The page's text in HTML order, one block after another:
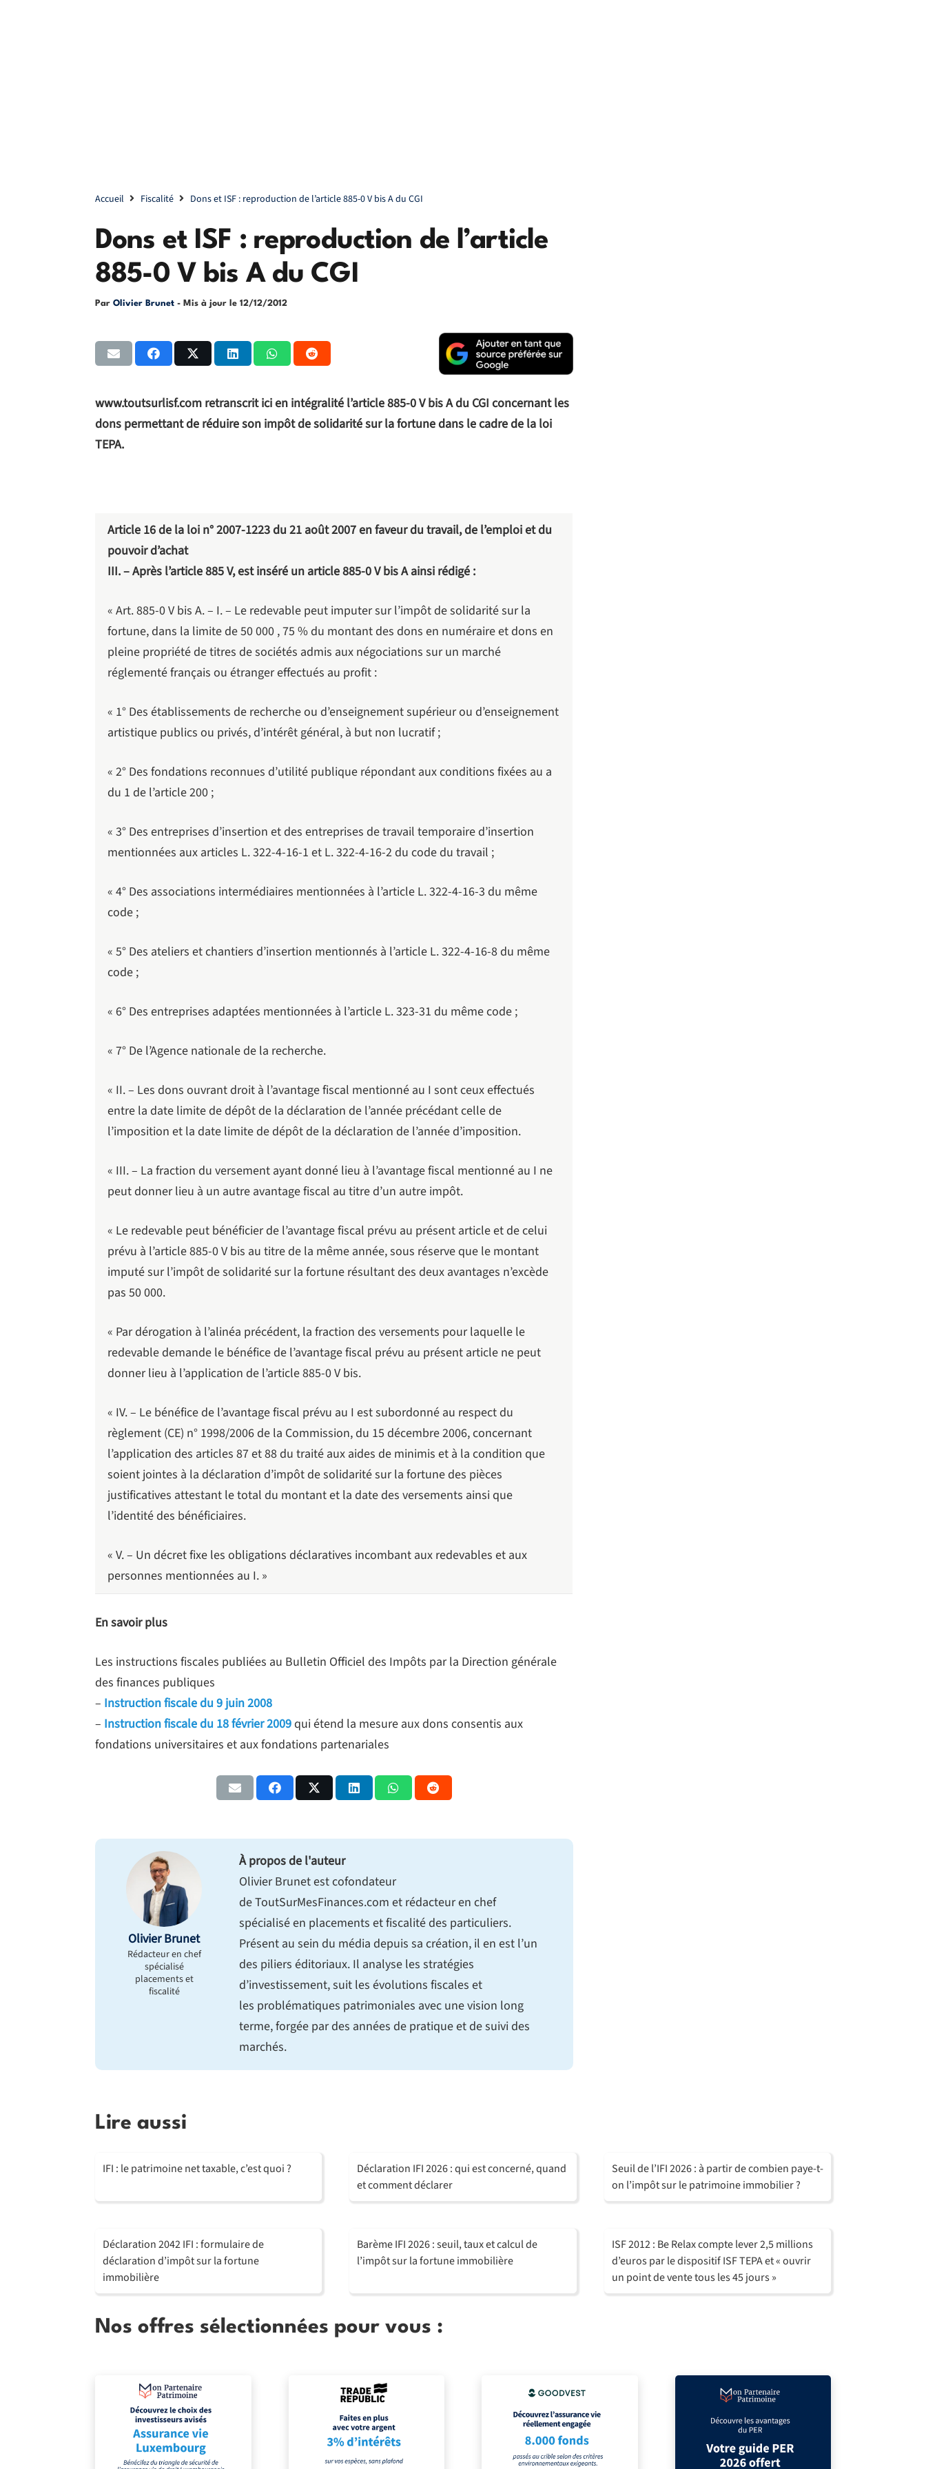
Accueil Fiscalité Dons et ISF : reproduction de l’article 885-0 V bis A du CGI
Dons et ISF : reproduction de l’article
885-0 V bis A du CGI
Par Olivier Brunet - Mis à jour le 12/12/2012
www.toutsurlisf.com retranscrit ici en intégralité l’article 885-0 V bis A du CGI concernant les
dons permettant de réduire son impôt de solidarité sur la fortune dans le cadre de la loi
TEPA.
Article 16 de la loi n° 2007-1223 du 21 août 2007 en faveur du travail, de l’emploi et du
pouvoir d’achat
III. – Après l’article 885 V, est inséré un article 885-0 V bis A ainsi rédigé :
« Art. 885-0 V bis A. – I. – Le redevable peut imputer sur l’impôt de solidarité sur la
fortune, dans la limite de 50 000 , 75 % du montant des dons en numéraire et dons en
pleine propriété de titres de sociétés admis aux négociations sur un marché
réglementé français ou étranger effectués au profit :
« 1° Des établissements de recherche ou d’enseignement supérieur ou d’enseignement
artistique publics ou privés, d’intérêt général, à but non lucratif ;
« 2° Des fondations reconnues d’utilité publique répondant aux conditions fixées au a
du 1 de l’article 200 ;
« 3° Des entreprises d’insertion et des entreprises de travail temporaire d’insertion
mentionnées aux articles L. 322-4-16-1 et L. 322-4-16-2 du code du travail ;
« 4° Des associations intermédiaires mentionnées à l’article L. 322-4-16-3 du même
code ;
« 5° Des ateliers et chantiers d’insertion mentionnés à l’article L. 322-4-16-8 du même
code ;
« 6° Des entreprises adaptées mentionnées à l’article L. 323-31 du même code ;
« 7° De l’Agence nationale de la recherche.
« II. – Les dons ouvrant droit à l’avantage fiscal mentionné au I sont ceux effectués
entre la date limite de dépôt de la déclaration de l’année précédant celle de
l’imposition et la date limite de dépôt de la déclaration de l’année d’imposition.
« III. – La fraction du versement ayant donné lieu à l’avantage fiscal mentionné au I ne
peut donner lieu à un autre avantage fiscal au titre d’un autre impôt.
« Le redevable peut bénéficier de l’avantage fiscal prévu au présent article et de celui
prévu à l’article 885-0 V bis au titre de la même année, sous réserve que le montant
imputé sur l’impôt de solidarité sur la fortune résultant des deux avantages n’excède
pas 50 000.
« Par dérogation à l’alinéa précédent, la fraction des versements pour laquelle le
redevable demande le bénéfice de l’avantage fiscal prévu au présent article ne peut
donner lieu à l’application de l’article 885-0 V bis.
« IV. – Le bénéfice de l’avantage fiscal prévu au I est subordonné au respect du
règlement (CE) n° 1998/2006 de la Commission, du 15 décembre 2006, concernant
l’application des articles 87 et 88 du traité aux aides de minimis et à la condition que
soient jointes à la déclaration d’impôt de solidarité sur la fortune des pièces
justificatives attestant le total du montant et la date des versements ainsi que
l’identité des bénéficiaires.
« V. – Un décret fixe les obligations déclaratives incombant aux redevables et aux
personnes mentionnées au I. »
En savoir plus
Les instructions fiscales publiées au Bulletin Officiel des Impôts par la Direction générale
des finances publiques
– Instruction fiscale du 9 juin 2008
– Instruction fiscale du 18 février 2009qui étend la mesure aux dons consentis aux
fondations universitaires et aux fondations partenariales
Olivier Brunet
Rédacteur en chef
spécialisé
placements et
fiscalité
À propos de l'auteur
Olivier Brunet est cofondateur
de ToutSurMesFinances.com et rédacteur en chef
spécialisé en placements et fiscalité des particuliers.
Présent au sein du média depuis sa création, il en est l’un
des piliers éditoriaux. Il analyse les stratégies
d’investissement, suit les évolutions fiscales et
les problématiques patrimoniales avec une vision long
terme, forgée par des années de pratique et de suivi des
marchés.
Lire aussi
IFI : le patrimoine net taxable, c’est quoi ?
Déclaration IFI 2026 : qui est concerné, quand
et comment déclarer
Seuil de l’IFI 2026 : à partir de combien paye-t-
on l’impôt sur le patrimoine immobilier ?
Déclaration 2042 IFI : formulaire de
déclaration d’impôt sur la fortune
immobilière
Barème IFI 2026 : seuil, taux et calcul de
l’impôt sur la fortune immobilière
ISF 2012 : Be Relax compte lever 2,5 millions
d’euros par le dispositif ISF TEPA et « ouvrir
un point de vente tous les 45 jours »
Nos offres sélectionnées pour vous :